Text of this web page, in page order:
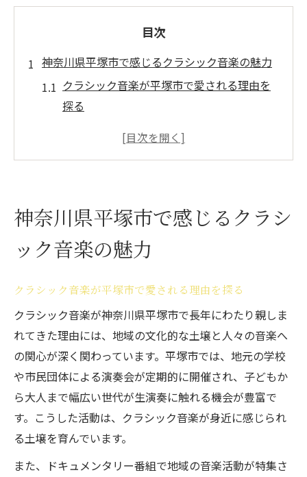
目次
神奈川県平塚市で感じるクラシック音楽の魅力
クラシック音楽が平塚市で愛される理由を
探る
地元イベントで味わうクラシック音楽の深
平塚市で体験する音楽の新たな魅力とは
ドキュメンタリー番組が伝える音楽の深い歴史
割
長寿ドキュメンタリーから学ぶ音楽の歩み
クラシック音楽の進化を番組でたどる新発
見
平塚市と音楽の歴史が交差する瞬間
番組を通じて知る音楽家の知られざる物語
暮らしに彩りを与えるクラシック音楽体験
クラシック音楽が日常にもたらす癒やしと
感動
神奈川県平塚市で感じるクラシ
ック音楽の魅力
クラシック音楽が平塚市で愛される理由を探る
クラシック音楽が神奈川県平塚市で長年にわたり親しま
れてきた理由には、地域の文化的な土壌と人々の音楽へ
の関心が深く関わっています。平塚市では、地元の学校
や市民団体による演奏会が定期的に開催され、子どもか
ら大人まで幅広い世代が生演奏に触れる機会が豊富で
す。こうした活動は、クラシック音楽が身近に感じられ
る土壌を育んでいます。
また、ドキュメンタリー番組で地域の音楽活動が特集さ